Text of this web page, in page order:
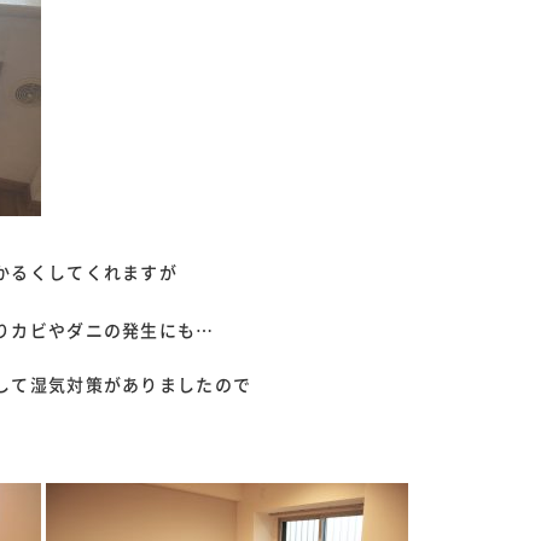
るくしてくれますが
カビやダニの発生にも…
て湿気対策がありましたので